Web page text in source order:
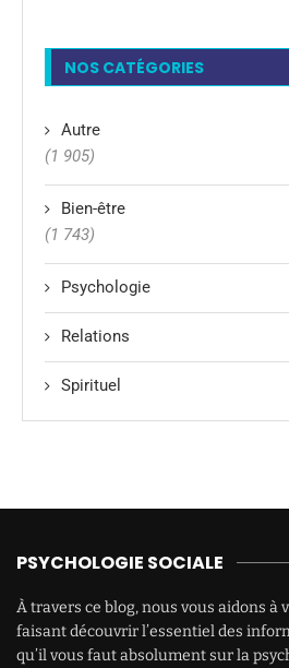
NOS CATÉGORIES
Autre
(1 905)
Bien-être
(1 743)
Psychologie
Relations
Spirituel
PSYCHOLOGIE SOCIALE
À travers ce blog, nous vous aidons à
faisant découvrir l’essentiel des
qu’il vous faut absolument sur la